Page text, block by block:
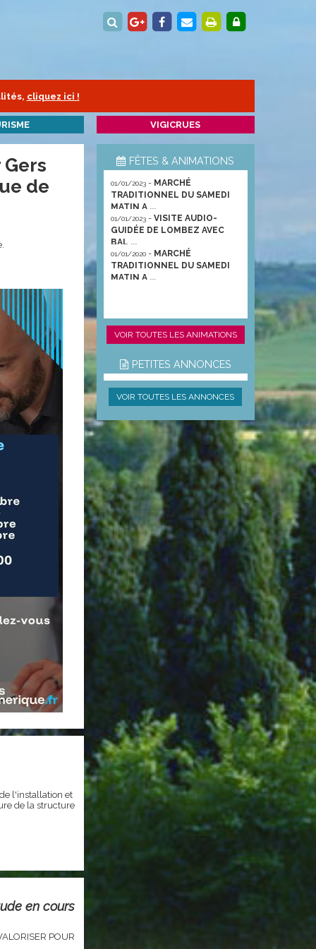
cliquez ici !
VIGICRUES
Gers
de
l'installation et
de la structure
en cours
POUR
FÊTES & ANIMATIONS
01/01/2023- MARCHÉ
TRADITIONNEL DU SAMEDI
MATIN A ...
01/01/2023- VISITE AUDIO-
GUIDÉE DE LOMBEZ AVEC
BAL ...
01/01/2020- MARCHÉ
TRADITIONNEL DU SAMEDI
MATIN A ...
VOIR TOUTES LES ANIMATIONS
PETITES ANNONCES
VOIR TOUTES LES ANNONCES